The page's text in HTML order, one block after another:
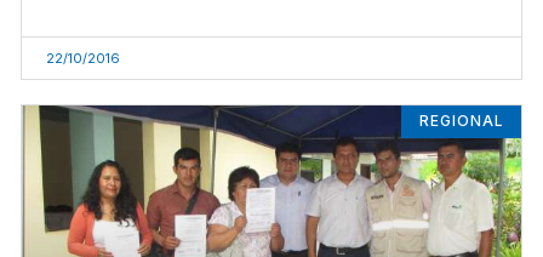
22/10/2016
REGIONAL